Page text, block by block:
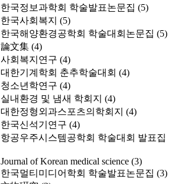
한국정보과학회 학술발표논문집 (5)
한국사회복지 (5)
한국해양환경공학회 학술대회논문집 (5)
論文集 (4)
사회복지연구 (4)
대한기계학회 춘추학술대회 (4)
청소년학연구 (4)
실내환경 및 냄새 학회지 (4)
대한정형외과스포츠의학회지 (4)
한국신석기연구 (4)
항공우주시스템공학회 학술대회 발표집
Journal of Korean medical science (3)
한국멀티미디어학회 학술발표논문집 (3)